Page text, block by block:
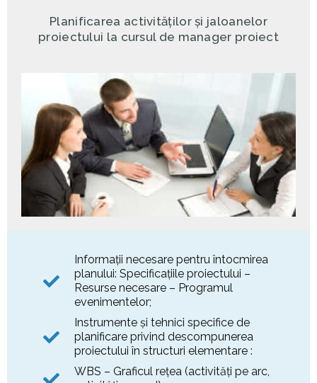
Planificarea activităților și jaloanelor
proiectului la cursul de manager proiect
Informaţii necesare pentru întocmirea
planului: Specificaţiile proiectului –
Resurse necesare – Programul
evenimentelor;
Instrumente şi tehnici specifice de
planificare privind descompunerea
proiectului în structuri elementare :
WBS – Graficul reţea (activităţi pe arc,